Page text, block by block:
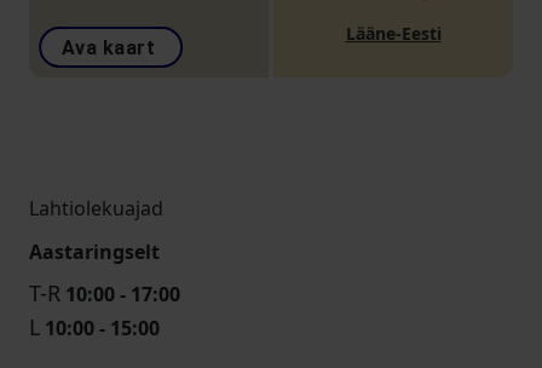
Ava kaart
Lääne-Eesti
Lahtiolekuajad
Aastaringselt
T-R 10:00 - 17:00
L 10:00 - 15:00